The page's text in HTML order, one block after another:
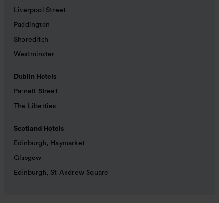
Liverpool Street
Paddington
Shoreditch
Westminster
Dublin Hotels
Parnell Street
The Liberties
Scotland Hotels
Edinburgh, Haymarket
Glasgow
Edinburgh, St Andrew Square